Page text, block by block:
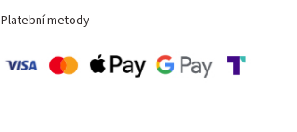
Platební metody